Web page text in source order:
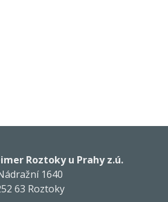
Roztoky u Prahy z.ú.
1640
63 Roztoky